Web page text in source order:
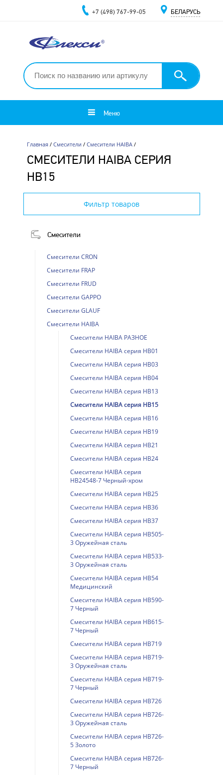
+7 (498) 767-99-05 БЕЛАРУСЬ
Меню
Главная/ Смесители / Смесители HAIBA/
СМЕСИТЕЛИ HAIBA СЕРИЯ
HB15
Фильтр товаров
Смесители
Смесители CRON
Смесители FRAP
Смесители FRUD
Смесители GAPPO
Смесители GLAUF
Смесители HAIBA
Смесители HAIBA РАЗНОЕ
Смесители HAIBA серия HB01
Смесители HAIBA серия HB03
Смесители HAIBA серия HB04
Смесители HAIBA серия HB13
Смесители HAIBA серия HB15
Смесители HAIBA серия HB16
Смесители HAIBA серия HB19
Смесители HAIBA серия HB21
Смесители HAIBA серия HB24
Смесители HAIBA серия
HB24548-7 Черный-хром
Смесители HAIBA серия HB25
Смесители HAIBA серия HB36
Смесители HAIBA серия HB37
Смесители HAIBA серия HB505-
3 Оружейная сталь
Смесители HAIBA серия HB533-
3 Оружейная сталь
Смесители HAIBA серия HB54
Медицинский
Смесители HAIBA серия HB590-
7 Черный
Смесители HAIBA серия HB615-
7 Черный
Смесители HAIBA серия HB719
Смесители HAIBA серия HB719-
3 Оружейная сталь
Смесители HAIBA серия HB719-
7 Черный
Смесители HAIBA серия HB726
Смесители HAIBA серия HB726-
3 Оружейная сталь
Смесители HAIBA серия HB726-
5 Золото
Смесители HAIBA серия HB726-
7 Черный